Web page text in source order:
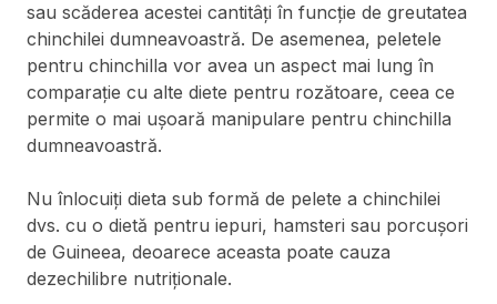
sau scăderea acestei cantitâți în funcție de greutatea
chinchilei dumneavoastră. De asemenea, peletele
pentru chinchilla vor avea un aspect mai lung în
comparație cu alte diete pentru rozătoare, ceea ce
permite o mai ușoară manipulare pentru chinchilla
dumneavoastră.
Nu înlocuiți dieta sub formă de pelete a chinchilei
dvs. cu o dietă pentru iepuri, hamsteri sau porcușori
de Guineea, deoarece aceasta poate cauza
dezechilibre nutriționale.